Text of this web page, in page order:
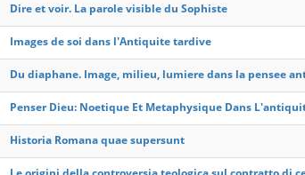
Dire et voir. La parole visible du Sophiste
Images de soi dans l'Antiquite tardive
Du diaphane. Image, milieu, lumiere dans la pensee
Penser Dieu: Noetique Et Metaphysique Dans
Historia Romana quae supersunt